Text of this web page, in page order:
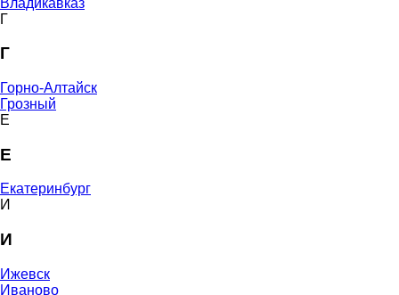
Г
Г
Горно-Алтайск
Грозный
Е
Е
Екатеринбург
И
И
Ижевск
Иваново